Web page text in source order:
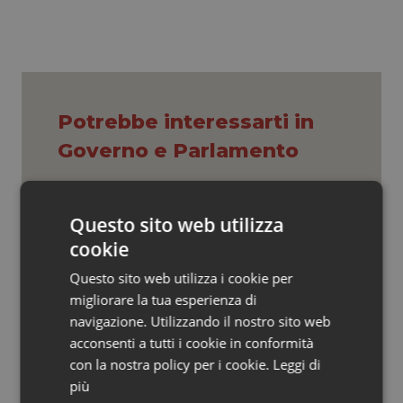
Psoriasi & pelle
Quotidiano Chirurgia
Quotidiano Oncologia
Quotidiano Pediatria
Rene & patologie urogenitali
Potrebbe interessarti in
Governo e Parlamento
al numero 1500 dal 22 giugno.
Proseguono monitoraggi e campagna
informativa
Decreto Pnrr. Ok definitivo del Senato:
via libera al nuovo Policlinico Umberto
I e proroga antincendio per gli
ospedali
Questo sito web utilizza
cookie
Questo sito web utilizza i cookie per
migliorare la tua esperienza di
navigazione. Utilizzando il nostro sito web
acconsenti a tutti i cookie in conformità
con la nostra policy per i cookie. Leggi di
più